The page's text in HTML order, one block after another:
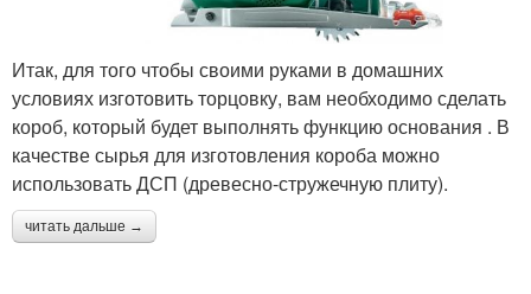
Итак, для того чтобы своими руками в домашних
условиях изготовить торцовку, вам необходимо сделать
короб, который будет выполнять функцию основания . В
качестве сырья для изготовления короба можно
использовать ДСП (древесно-стружечную плиту).
читать дальше →